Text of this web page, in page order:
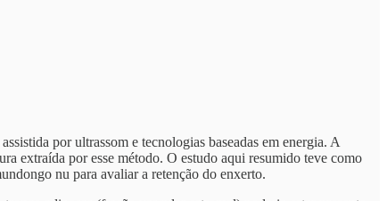
por ultrassom e tecnologias baseadas em energia. A
extraída por esse método. O estudo aqui resumido teve como
nu para avaliar a retenção do enxerto.